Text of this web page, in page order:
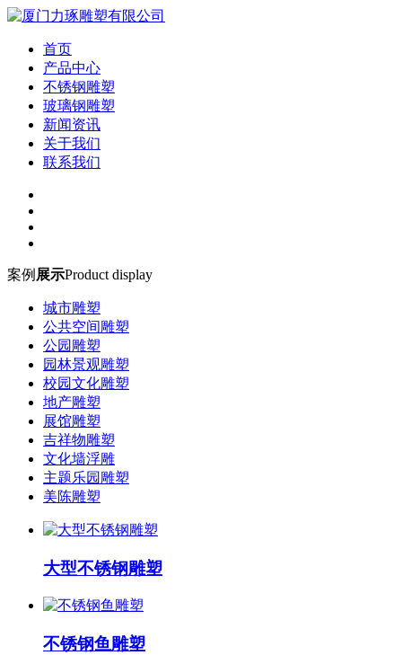
首页
产品中心
不锈钢雕塑
玻璃钢雕塑
新闻资讯
关于我们
联系我们
案例 展示Product display
城市雕塑
公共空间雕塑
公园雕塑
园林景观雕塑
校园文化雕塑
地产雕塑
展馆雕塑
吉祥物雕塑
文化墙浮雕
主题乐园雕塑
美陈雕塑
大型不锈钢雕塑
不锈钢鱼雕塑